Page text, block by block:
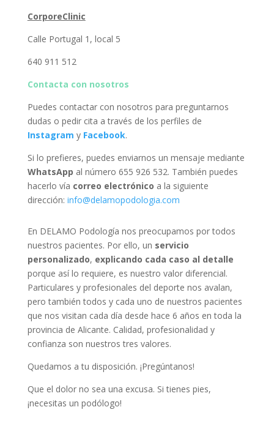
CorporeClinic
Calle Portugal 1, local 5
640 911 512
Contacta con nosotros
Puedes contactar con nosotros para preguntarnos
dudas o pedir cita a través de los perfiles de
Instagram y Facebook.
Si lo prefieres, puedes enviarnos un mensaje mediante
WhatsApp al número 655 926 532. También puedes
hacerlo vía correo electrónico a la siguiente
dirección: info@delamopodologia.com
En DELAMO Podología nos preocupamos por todos
nuestros pacientes. Por ello, un servicio
personalizado, explicando cada caso al detalle
porque así lo requiere, es nuestro valor diferencial.
Particulares y profesionales del deporte nos avalan,
pero también todos y cada uno de nuestros pacientes
que nos visitan cada día desde hace 6 años en toda la
provincia de Alicante. Calidad, profesionalidad y
confianza son nuestros tres valores.
Quedamos a tu disposición. ¡Pregúntanos!
Que el dolor no sea una excusa. Si tienes pies,
¡necesitas un podólogo!